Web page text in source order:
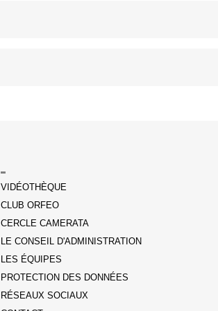
VIDÉOTHÈQUE
CLUB ORFEO
CERCLE CAMERATA
LE CONSEIL D'ADMINISTRATION
LES ÉQUIPES
PROTECTION DES DONNÉES
RÉSEAUX SOCIAUX